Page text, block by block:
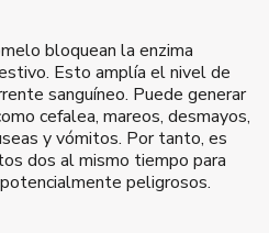
bloquean la enzima
Esto amplía el nivel de
sanguíneo. Puede generar
cefalea, mareos, desmayos,
y vómitos. Por tanto, es
dos al mismo tiempo para
peligrosos.